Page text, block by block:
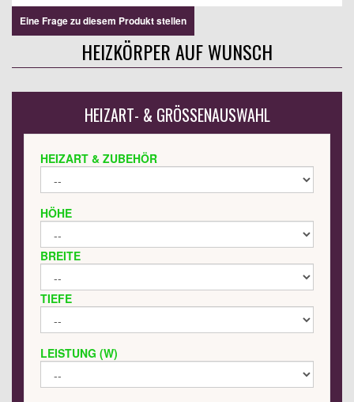
Eine Frage zu diesem Produkt stellen
HEIZKÖRPER AUF WUNSCH
HEIZART- & GRÖSSENAUSWAHL
HEIZART & ZUBEHÖR
HÖHE
BREITE
TIEFE
LEISTUNG (W)